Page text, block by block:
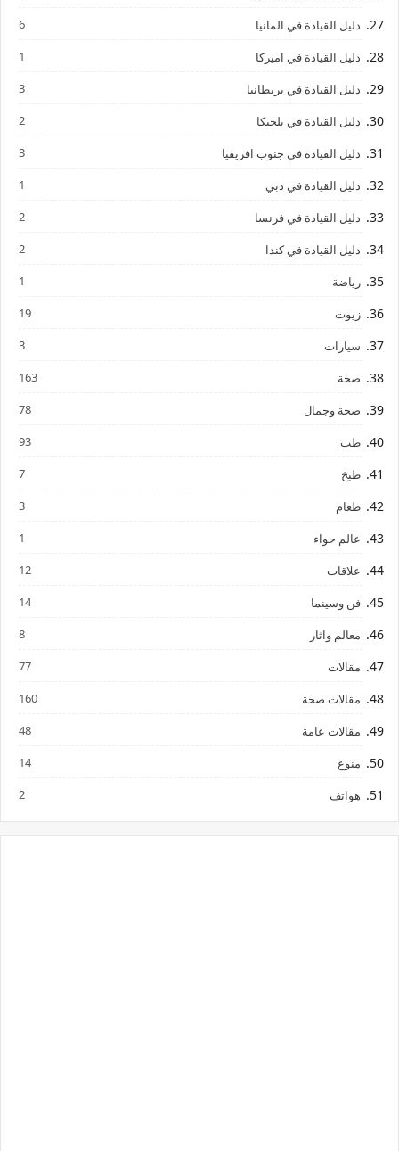
دليل القيادة في المانيا 6
دليل القيادة في اميركا 1
دليل القيادة في بريطانيا 3
دليل القيادة في بلجيكا 2
دليل القيادة في جنوب افريقيا 3
دليل القيادة في دبي 1
دليل القيادة في فرنسا 2
دليل القيادة في كندا 2
رياضة 1
زيوت 19
سيارات 3
صحة 163
صحة وجمال 78
طب 93
طبخ 7
طعام 3
عالم حواء 1
علاقات 12
فن وسينما 14
معالم واثار 8
مقالات 77
مقالات صحة 160
مقالات عامة 48
منوع 14
هواتف 2